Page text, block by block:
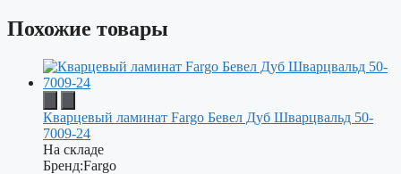
Похожие товары
Кварцевый ламинат Fargo Бевел Дуб Шварцвальд 50-
7009-24
На складе
Бренд:Fargo